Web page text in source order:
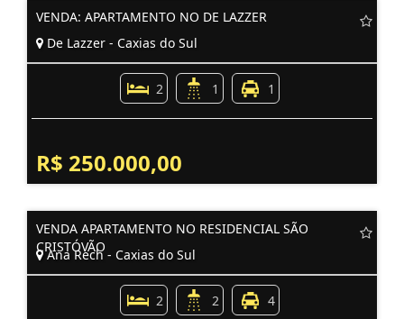
VENDA: APARTAMENTO NO DE LAZZER
De Lazzer - Caxias do Sul
2 1 1
R$ 250.000,00
VENDA APARTAMENTO NO RESIDENCIAL SÃO
CRISTÓVÃO
Ana Rech - Caxias do Sul
2 2 4